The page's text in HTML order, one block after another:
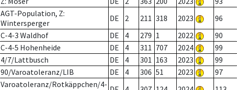
AGT-Population, Z:
Wintersperger
DE 2 211 318 2023 96
C-4-3 Waldhof DE 4 279 1 2022 90
C-4-5 Hohenheide DE 4 311 707 2024 99
4/7/Lattbusch DE 4 301 163 2023 99
90/Varoatoleranz/LIB DE 4 306 51 2023 97
Varoatoleranz/Rotkäppchen/4-